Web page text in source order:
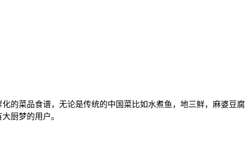
的菜品食谱，无论是传统的中国菜比如水煮鱼，地三鲜，麻婆豆
厨梦的用户。